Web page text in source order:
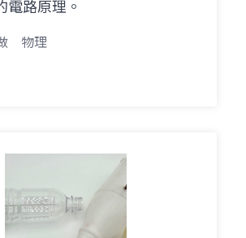
電路原理。
物理